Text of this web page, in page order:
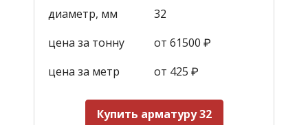
диаметр, мм
32
цена за тонну
от 61500 ₽
цена за метр
от 425 ₽
Купить арматуру 32